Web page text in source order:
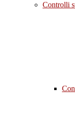
Controlli